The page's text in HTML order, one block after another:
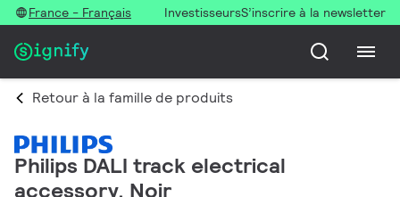
France - Français InvestisseursS’inscrire à la newsletter
Retour à la famille de produits
Philips DALI track electrical
accessory, Noir